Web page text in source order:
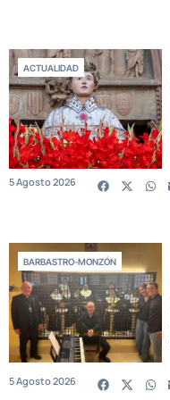
ACTUALIDAD
5 Agosto 2026
BARBASTRO-MONZÓN
5 Agosto 2026